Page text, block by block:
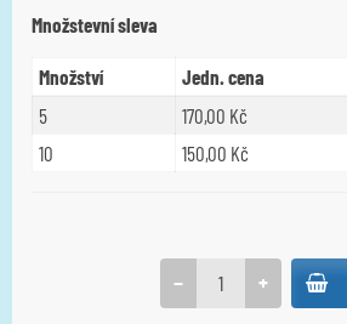
Množstevní sleva
Množství Jedn. cena
5
170,00 Kč
10
150,00 Kč
+
−